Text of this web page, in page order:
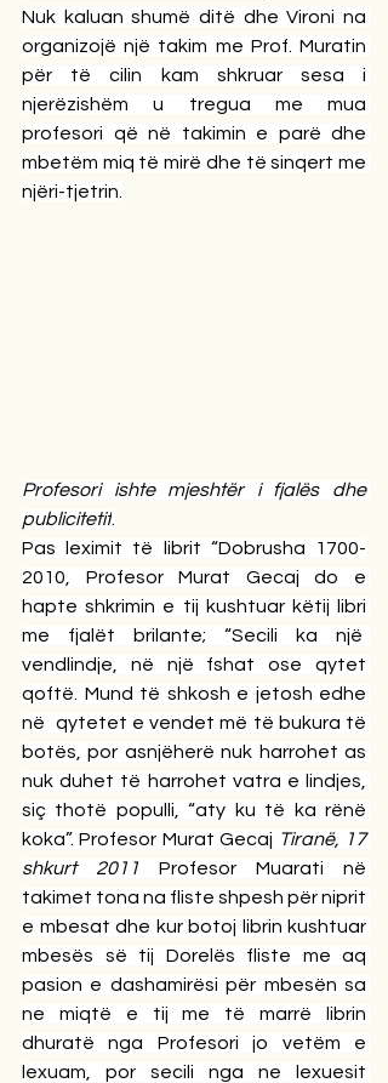
Nuk kaluan shumë ditë dhe Vironi na
organizojë një takim me Prof. Muratin
për të cilin kam shkruar sesa i
njerëzishëm u tregua me mua
profesori që në takimin e parë dhe
mbetëm miq të mirë dhe të sinqert me
njëri-tjetrin.
Profesori ishte mjeshtër i fjalës dhe
publicitetit
Pas leximit të librit “Dobrusha 1700-
2010, Profesor Murat Gecaj do e
hapte shkrimin e tij kushtuar këtij libri
me fjalët brilante; “Secili ka një
vendlindje, në një fshat ose qytet
qoftë. Mund të shkosh e jetosh edhe
në  qytetet e vendet më të bukura të
botës, por asnjëherë nuk harrohet as
nuk duhet të harrohet vatra e lindjes,
siç thotë populli, “aty ku të ka rënë
koka”. Profesor Murat Gecaj Tiranë, 17
shkurt 2011 Profesor Muarati në
takimet tona na fliste shpesh për niprit
e mbesat dhe kur botoj librin kushtuar
mbesës së tij Dorelës fliste me aq
pasion e dashamirësi për mbesën sa
ne miqtë e tij me të marrë librin
dhuratë nga Profesori jo vetëm e
lexuam, por secili nga ne lexuesit